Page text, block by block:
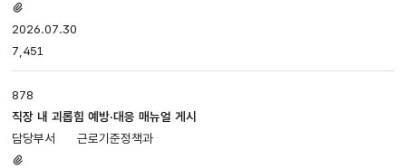
있음
2026.07.30
7,451
878
직장 내 괴롭힘 예방·대응 매뉴얼 게시
근로기준정책과